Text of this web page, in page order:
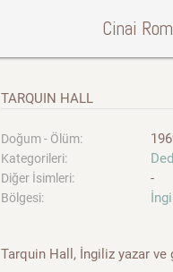
Cinai
TARQUIN HALL
Doğum - Ölüm:
Kategorileri:
Diğer İsimleri: -
Bölgesi:
Tarquin Hall, İngiliz yazar ve